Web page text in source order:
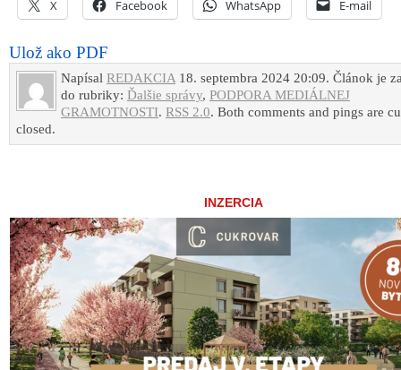
X Facebook WhatsApp E-mail
Ulož ako PDF
Napísal REDAKCIA 18. septembra 2024 20:09. Článok je
do rubriky: Ďalšie správy, PODPORA MEDIÁLNEJ
GRAMOTNOSTI. RSS 2.0. Both comments and pings are
closed.
INZERCIA